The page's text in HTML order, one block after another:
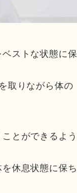
ストな状態に保
取りながら体の
とができるよう
休息状態に保ち